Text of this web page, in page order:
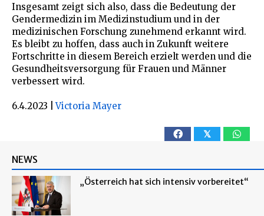
Insgesamt zeigt sich also, dass die Bedeutung der
Gendermedizin im Medizinstudium und in der
medizinischen Forschung zunehmend erkannt wird.
Es bleibt zu hoffen, dass auch in Zukunft weitere
Fortschritte in diesem Bereich erzielt werden und die
Gesundheitsversorgung für Frauen und Männer
verbessert wird.
6.4.2023 Victoria Mayer
𝕏
NEWS
„Österreich hat sich intensiv vorbereitet“